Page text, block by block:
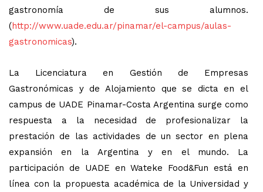
gastronomía de sus alumnos.
(http://www.uade.edu.ar/pinamar/el-campus/aulas-
gastronomicas).
La Licenciatura en Gestión de Empresas
Gastronómicas y de Alojamiento que se dicta en el
campus de UADE Pinamar-Costa Argentina surge como
respuesta a la necesidad de profesionalizar la
prestación de las actividades de un sector en plena
expansión en la Argentina y en el mundo. La
participación de UADE en Wateke Food&Fun está en
línea con la propuesta académica de la Universidad y